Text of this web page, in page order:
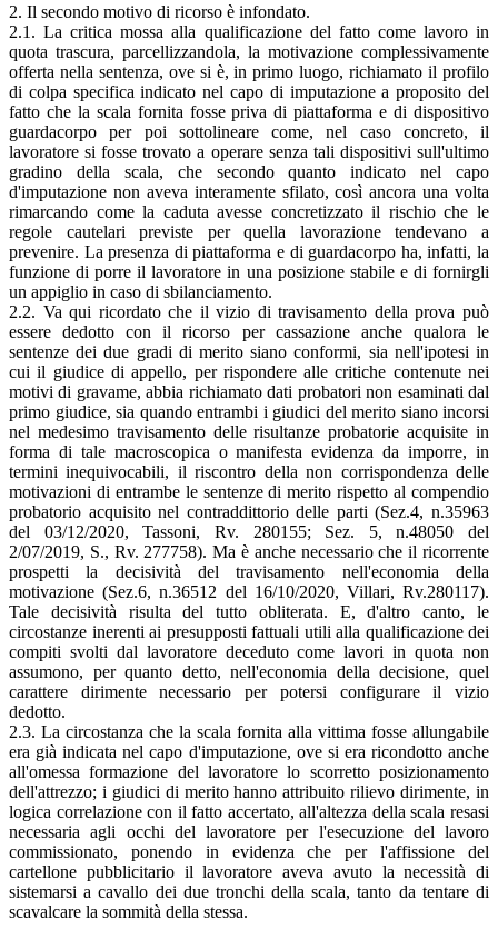
2. Il secondo motivo di ricorso è infondato.
2.1. La critica mossa alla qualificazione del fatto come lavoro in
quota trascura, parcellizzandola, la motivazione complessivamente
offerta nella sentenza, ove si è, in primo luogo, richiamato il profilo
di colpa specifica indicato nel capo di imputazione a proposito del
fatto che la scala fornita fosse priva di piattaforma e di dispositivo
guardacorpo per poi sottolineare come, nel caso concreto, il
lavoratore si fosse trovato a operare senza tali dispositivi sull'ultimo
gradino della scala, che secondo quanto indicato nel capo
d'imputazione non aveva interamente sfilato, così ancora una volta
rimarcando come la caduta avesse concretizzato il rischio che le
regole cautelari previste per quella lavorazione tendevano a
prevenire. La presenza di piattaforma e di guardacorpo ha, infatti, la
funzione di porre il lavoratore in una posizione stabile e di fornirgli
un appiglio in caso di sbilanciamento.
2.2. Va qui ricordato che il vizio di travisamento della prova può
essere dedotto con il ricorso per cassazione anche qualora le
sentenze dei due gradi di merito siano conformi, sia nell'ipotesi in
cui il giudice di appello, per rispondere alle critiche contenute nei
motivi di gravame, abbia richiamato dati probatori non esaminati dal
primo giudice, sia quando entrambi i giudici del merito siano incorsi
nel medesimo travisamento delle risultanze probatorie acquisite in
forma di tale macroscopica o manifesta evidenza da imporre, in
termini inequivocabili, il riscontro della non corrispondenza delle
motivazioni di entrambe le sentenze di merito rispetto al compendio
probatorio acquisito nel contraddittorio delle parti (Sez.4, n.35963
del 03/12/2020, Tassoni, Rv. 280155; Sez. 5, n.48050 del
2/07/2019, S., Rv. 277758). Ma è anche necessario che il ricorrente
prospetti la decisività del travisamento nell'economia della
motivazione (Sez.6, n.36512 del 16/10/2020, Villari, Rv.280117).
Tale decisività risulta del tutto obliterata. E, d'altro canto, le
circostanze inerenti ai presupposti fattuali utili alla qualificazione dei
compiti svolti dal lavoratore deceduto come lavori in quota non
assumono, per quanto detto, nell'economia della decisione, quel
carattere dirimente necessario per potersi configurare il vizio
dedotto.
2.3. La circostanza che la scala fornita alla vittima fosse allungabile
era già indicata nel capo d'imputazione, ove si era ricondotto anche
all'omessa formazione del lavoratore lo scorretto posizionamento
dell'attrezzo; i giudici di merito hanno attribuito rilievo dirimente, in
logica correlazione con il fatto accertato, all'altezza della scala resasi
necessaria agli occhi del lavoratore per l'esecuzione del lavoro
commissionato, ponendo in evidenza che per l'affissione del
cartellone pubblicitario il lavoratore aveva avuto la necessità di
sistemarsi a cavallo dei due tronchi della scala, tanto da tentare di
scavalcare la sommità della stessa.